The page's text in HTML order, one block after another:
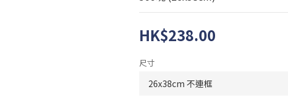
HK$238.00
尺寸